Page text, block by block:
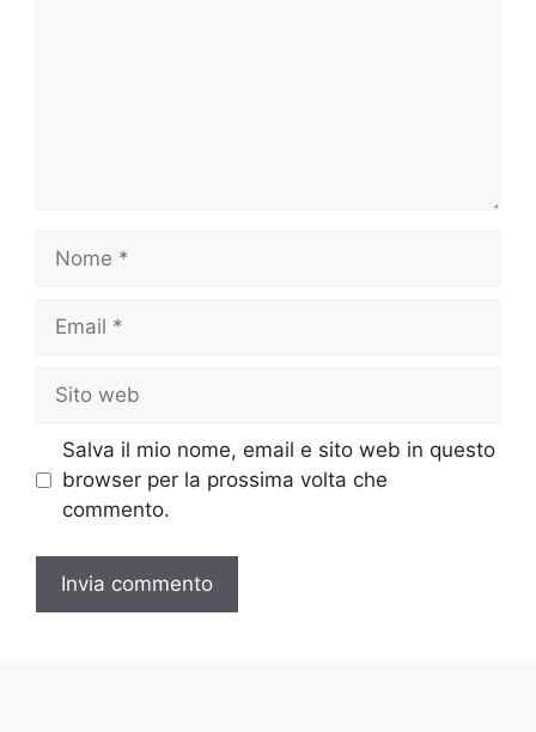
Nome
Email
Sito
web
Salva il mio nome, email e sito web in questo
browser per la prossima volta che
commento.